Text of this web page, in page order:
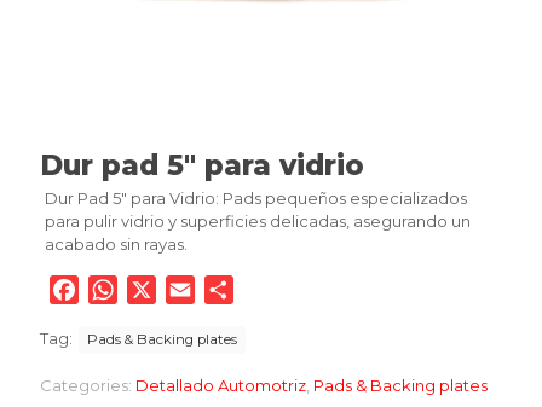
Dur pad 5″ para vidrio
Dur Pad 5″ para Vidrio: Pads pequeños especializados
para pulir vidrio y superficies delicadas, asegurando un
acabado sin rayas.
Facebook
WhatsAppEmail
Tag: Pads & Backing plates
Categories: Detallado Automotriz Pads & Backing plates